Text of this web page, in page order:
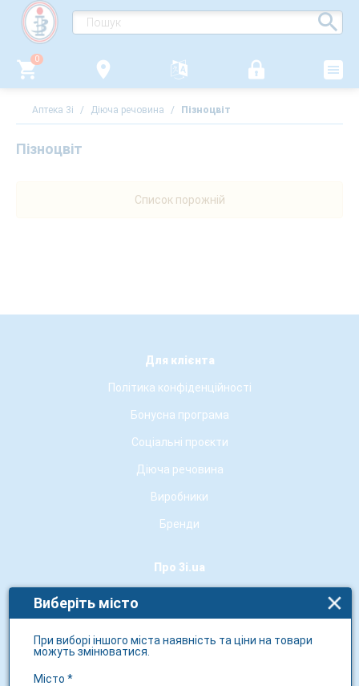
0
Аптека 3i / Діюча речовина / Пізноцвіт
Пізноцвіт
Список порожній
Для клієнта
Політика конфіденційності
Бонусна програма
Соціальні проєкти
Діюча речовина
Виробники
Бренди
Про 3i.ua
Контакти
Новини мережі
Виберіть місто
При виборі іншого міста наявність та ціни на товари
можуть змінюватися.
Місто *